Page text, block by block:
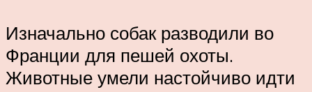
Изначально собак разводили во
Франции для пешей охоты.
Животные умели настойчиво идти